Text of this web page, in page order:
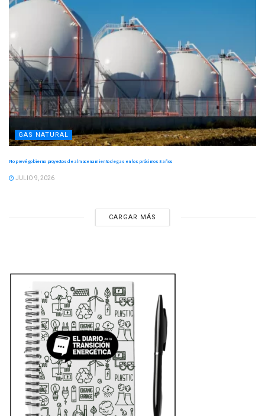
GAS NATURAL
No prevé gobierno proyectos de almacenamiento de gas en los próximos 5 años
JULIO 9, 2026
CARGAR MÁS